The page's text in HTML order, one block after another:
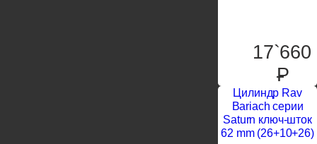
17`660
P
Цилиндр Rav
Bariach серии
Saturn ключ-шток
62 mm (26+10+26)